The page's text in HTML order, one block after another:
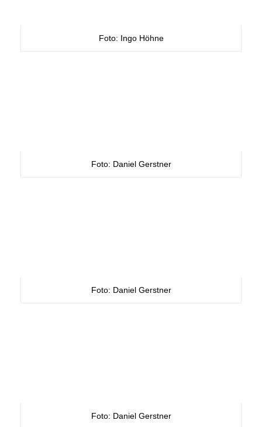
Foto: Ingo Höhne
Foto: Daniel Gerstner
Foto: Daniel Gerstner
Foto: Daniel Gerstner